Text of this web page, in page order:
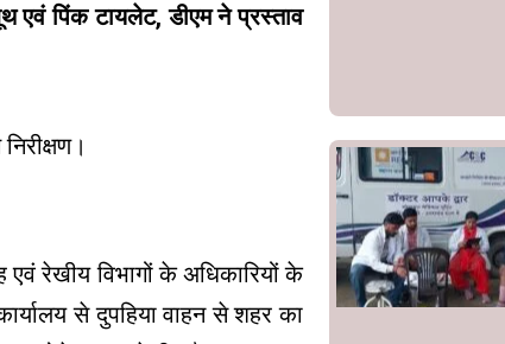
एवं पिंक टायलेट, डीएम ने प्रस्ताव
रेखीय विभागों के अधिकारियों के
से दुपहिया वाहन से शहर का